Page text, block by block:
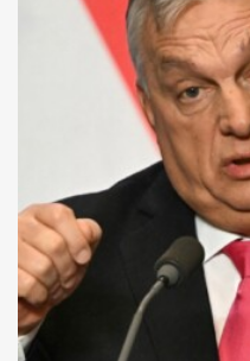
Az IMF
tárgyalt